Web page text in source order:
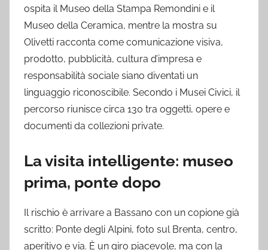
ospita il Museo della Stampa Remondini e il
Museo della Ceramica, mentre la mostra su
Olivetti racconta come comunicazione visiva,
prodotto, pubblicità, cultura d’impresa e
responsabilità sociale siano diventati un
linguaggio riconoscibile. Secondo i Musei Civici, il
percorso riunisce circa 130 tra oggetti, opere e
documenti da collezioni private.
La visita intelligente: museo
prima, ponte dopo
Il rischio è arrivare a Bassano con un copione già
scritto: Ponte degli Alpini, foto sul Brenta, centro,
aperitivo e via. È un giro piacevole, ma con la